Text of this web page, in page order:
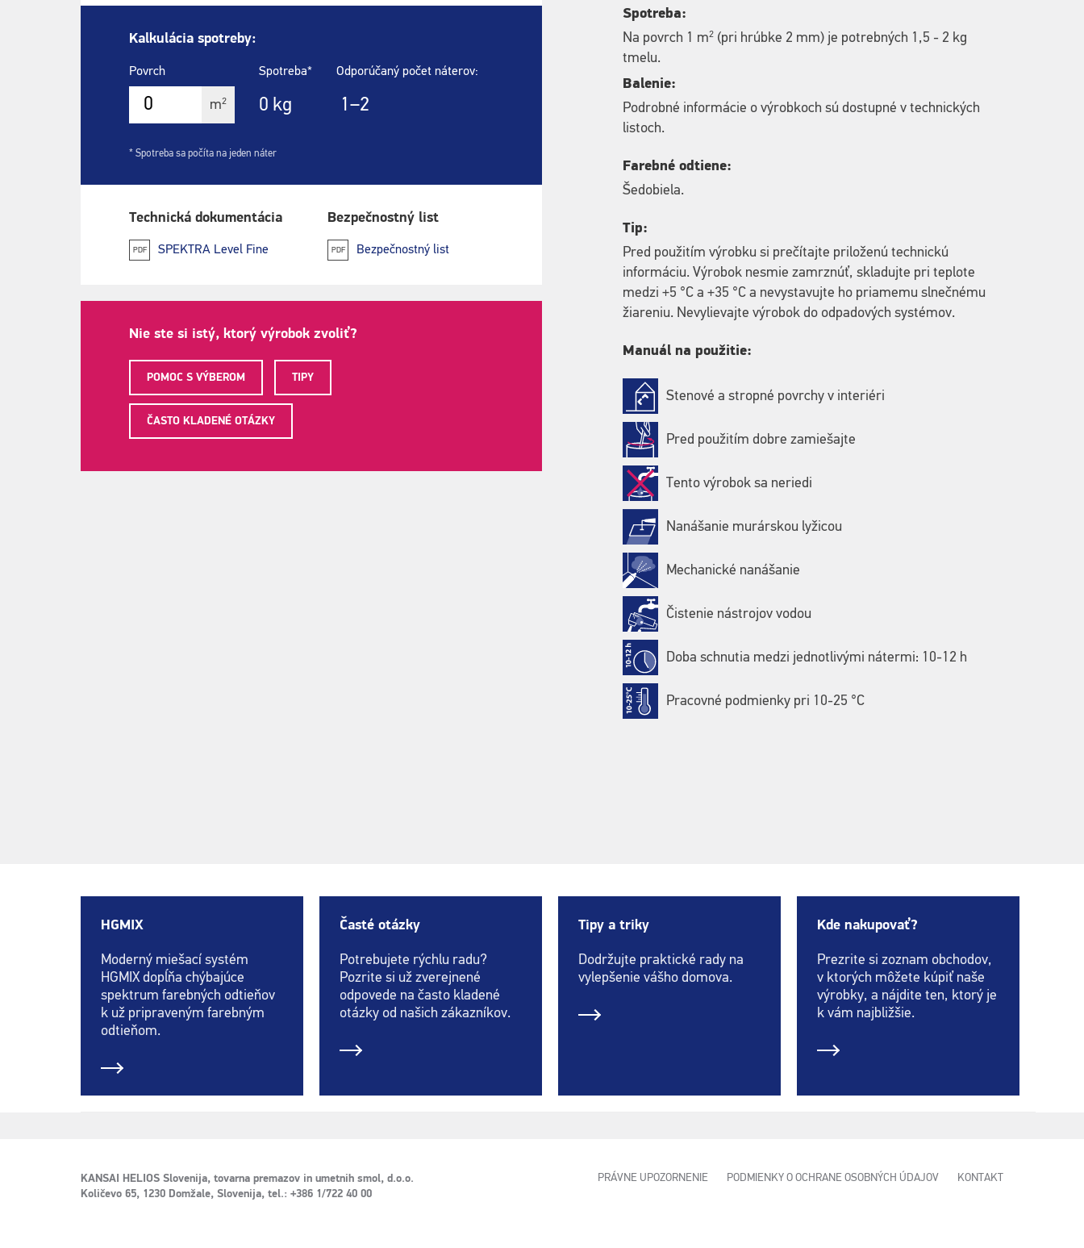
Kalkulácia spotreby:
Povrch
m2
Spotreba*
0 kg
Odporúčaný počet náterov:
1–2
* Spotreba sa počíta na jeden náter
Technická dokumentácia
PDF SPEKTRA Level Fine
Bezpečnostný list
PDF Bezpečnostný list
Nie ste si istý, ktorý výrobok zvoliť?
POMOC S VÝBEROM TIPY
ČASTO KLADENÉ OTÁZKY
Spotreba:
Na povrch 1 m2 (pri hrúbke 2 mm) je potrebných 1,5 - 2 kg
tmelu.
Balenie:
Podrobné informácie o výrobkoch sú dostupné v technických
listoch.
Farebné odtiene:
Šedobiela.
Tip:
Pred použitím výrobku si prečítajte priloženú technickú
informáciu. Výrobok nesmie zamrznúť, skladujte pri teplote
medzi +5 °C a +35 °C a nevystavujte ho priamemu slnečnému
žiareniu. Nevylievajte výrobok do odpadových systémov.
Manuál na použitie:
Stenové a stropné povrchy v interiéri
Pred použitím dobre zamiešajte
Tento výrobok sa neriedi
Nanášanie murárskou lyžicou
Mechanické nanášanie
Čistenie nástrojov vodou
Doba schnutia medzi jednotlivými nátermi: 10-12 h
Pracovné podmienky pri 10-25 °C
HGMIX
Moderný miešací systém
HGMIX dopĺňa chýbajúce
spektrum farebných odtieňov
k už pripraveným farebným
odtieňom.
Časté otázky
Potrebujete rýchlu radu?
Pozrite si už zverejnené
odpovede na často kladené
otázky od našich zákazníkov.
Tipy a triky
Dodržujte praktické rady na
vylepšenie vášho domova.
Kde nakupovať?
Prezrite si zoznam obchodov,
v ktorých môžete kúpiť naše
výrobky, a nájdite ten, ktorý je
k vám najbližšie.
KANSAI HELIOS Slovenija, tovarna premazov in umetnih smol, d.o.o.
Količevo 65, 1230 Domžale, Slovenija, tel.: +386 1/722 40 00
PRÁVNE UPOZORNENIE PODMIENKY O OCHRANE OSOBNÝCH ÚDAJOV KONTAKT